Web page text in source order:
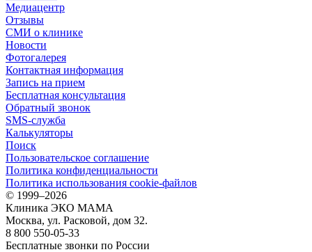
Медиацентр
Отзывы
СМИ о клинике
Новости
Фотогалерея
Контактная информация
Запись на прием
Бесплатная консультация
Обратный звонок
SMS-служба
Калькуляторы
Поиск
Пользовательское соглашение
Политика конфиденциальности
Политика использования cookie-файлов
© 1999–2026
Клиника ЭКО МАМА
Москва, ул. Расковой, дом 32.
8 800 550-05-33
Бесплатные звонки по России